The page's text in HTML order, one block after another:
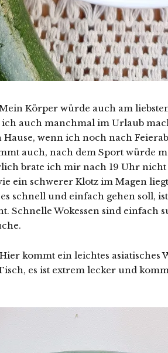
Körper würde auch am
ich auch manchmal im Urlaub
wenn ich noch nach
auch, nach dem Sport würde
brate ich mir nach 19 Uhr nicht
ein schwerer Klotz im Magen
schnell und einfach gehen soll,
Schnelle Wokessen sind einfach
kommt ein leichtes asiatisches
es ist extrem lecker und